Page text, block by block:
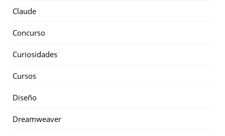
Claude
Concurso
Curiosidades
Cursos
Diseño
Dreamweaver